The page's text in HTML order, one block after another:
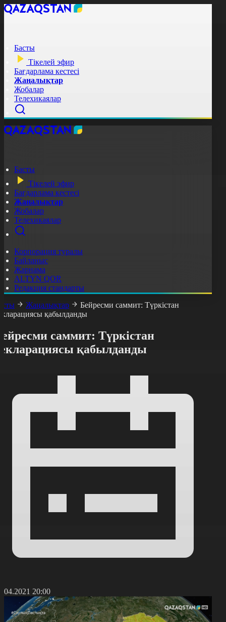
Басты
Тікелей эфир
Бағдарлама кестесі
Жаңалықтар
Жобалар
Телехикаялар
Басты
Тікелей эфир
Бағдарлама кестесі
Жаңалықтар
Жобалар
Телехикаялар
Корпорация туралы
Байланыс
Жарнама
ALTYN QOR
Редакция стандарты
Жаңалықтар
Бейресми саммит: Түркістан
қабылданды
саммит: Түркістан
қабылданды
20:00